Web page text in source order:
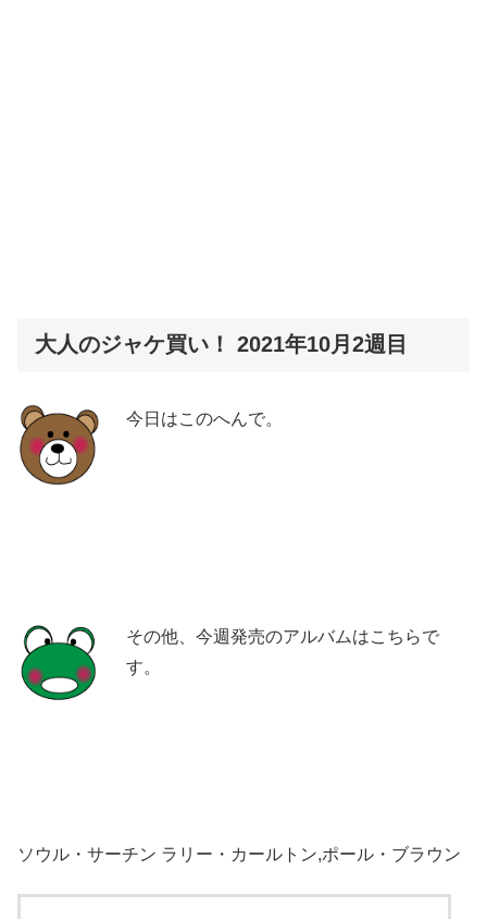
大人のジャケ買い！ 2021年10月2週目
今日はこのへんで。
その他、今週発売のアルバムはこちらで
す。
ソウル・サーチン ラリー・カールトン,ポール・ブラウン